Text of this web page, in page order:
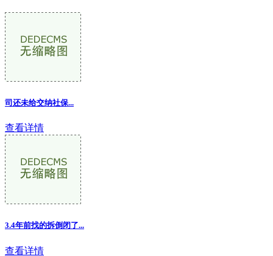
司还未给交纳社保...
查看详情
3.4年前找的拆倒闭了...
查看详情